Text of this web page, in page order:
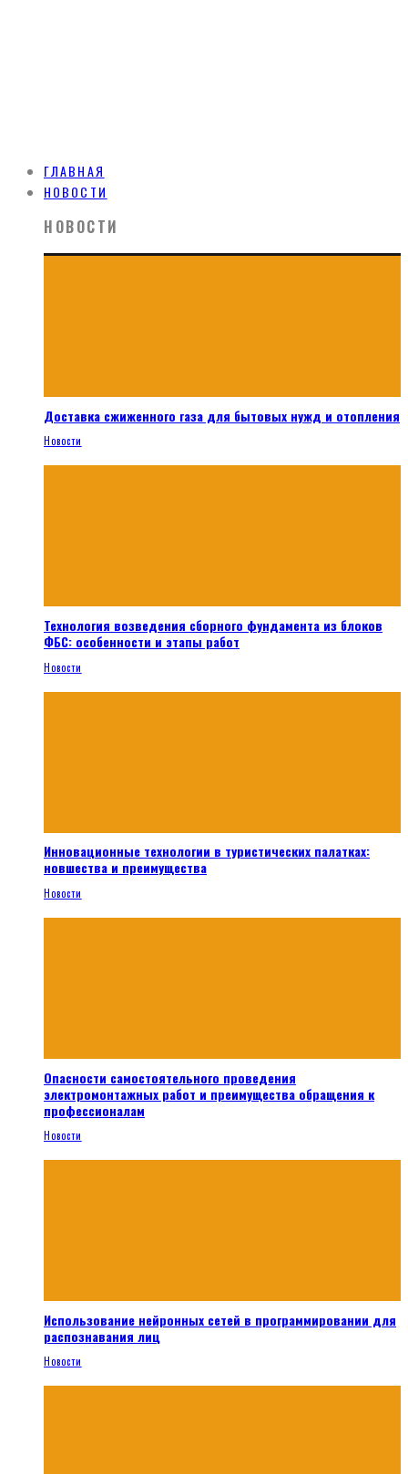
ГЛАВНАЯ
НОВОСТИ
НОВОСТИ
Доставка сжиженного газа для бытовых нужд и отопления
Новости
Технология возведения сборного фундамента из блоков
ФБС: особенности и этапы работ
Новости
Инновационные технологии в туристических палатках:
новшества и преимущества
Новости
Опасности самостоятельного проведения
электромонтажных работ и преимущества обращения к
профессионалам
Новости
Использование нейронных сетей в программировании для
распознавания лиц
Новости